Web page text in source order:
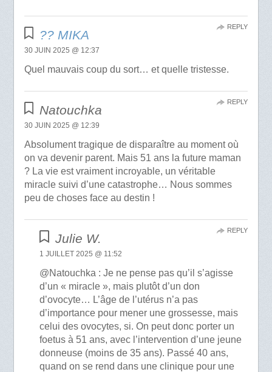
?️? MIKA
30 JUIN 2025 @ 12:37
Quel mauvais coup du sort… et quelle tristesse.
REPLY
Natouchka
30 JUIN 2025 @ 12:39
Absolument tragique de disparaître au moment où
on va devenir parent. Mais 51 ans la future maman
? La vie est vraiment incroyable, un véritable
miracle suivi d’une catastrophe… Nous sommes
peu de choses face au destin !
REPLY
Julie W.
1 JUILLET 2025 @ 11:52
@Natouchka : Je ne pense pas qu’il s’agisse
d’un « miracle », mais plutôt d’un don
d’ovocyte… L’âge de l’utérus n’a pas
d’importance pour mener une grossesse, mais
celui des ovocytes, si. On peut donc porter un
foetus à 51 ans, avec l’intervention d’une jeune
donneuse (moins de 35 ans). Passé 40 ans,
quand on se rend dans une clinique pour une
REPLY